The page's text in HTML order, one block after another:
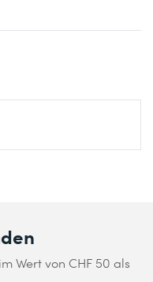
Wert von CHF 50 als